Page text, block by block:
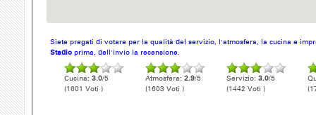
Siete pregati di votare per la qualità del servizio, l'atmosfera, la cucina e
Stadio prima, dell'invio la recensione.
Cucina: 3.0/5
(1601 Voti )
Atmosfera: 2.9/5
(1603 Voti )
Servizio: 3.0/5
(1442 Voti )